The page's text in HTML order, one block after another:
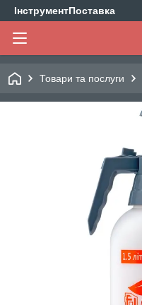
ІнструментПоставка
Товари та послуги